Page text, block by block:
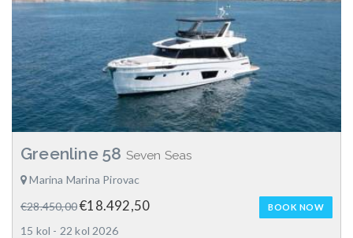
Greenline 58 Seven Seas
Marina Marina Pirovac
BOOK NOW
€28.450,00€18.492,50
15 kol - 22 kol 2026